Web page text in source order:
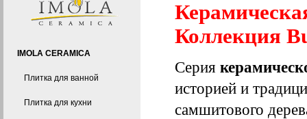
IMOLA CERAMICA
Плитка для ванной
Плитка для кухни
Коллекция
Серия
историей и
самшитового